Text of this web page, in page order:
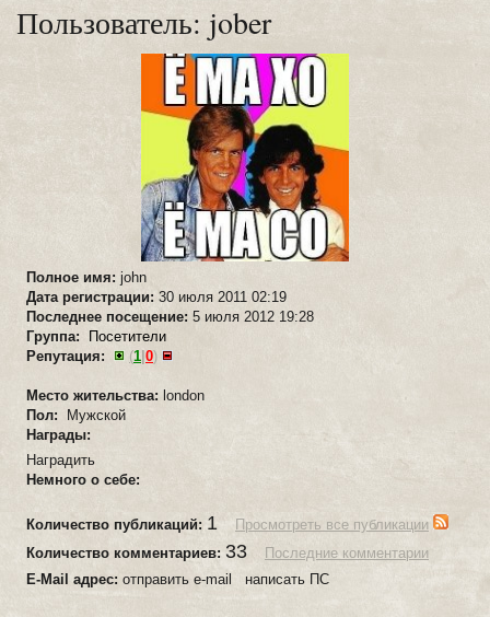
Пользователь: jober
Полное имя: john
Дата регистрации: 30 июля 2011 02:19
Последнее посещение: 5 июля 2012 19:28
Группа:
Посетители
Репутация:
(1 0)
Место жительства: london
Пол:
Мужской
Награды:
Наградить
Немного о себе:
Количество публикаций: 1
Просмотреть все публикации
Количество комментариев: 33
Последние комментарии
E-Mail адрес: отправить e-mail написать ПС